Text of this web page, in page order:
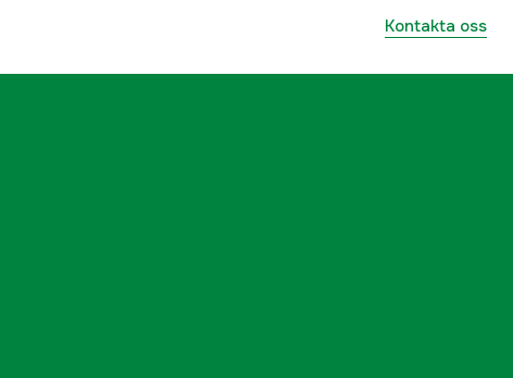
Kontakta oss